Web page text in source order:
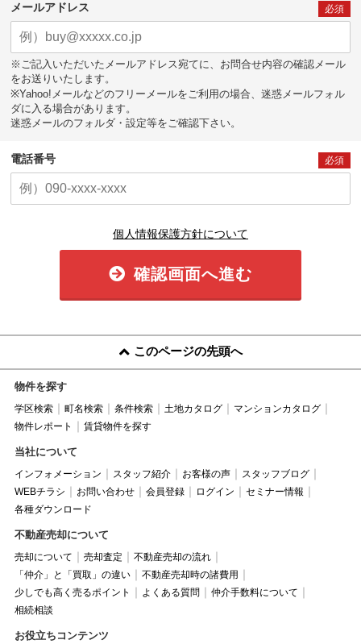
メールアドレス 必須
※ご記入いただいたメールアドレス宛てに、お問合せ内容の確認メール
をお送りいたします。
※Yahoo!メールなどのフリーメールをご利用の場合、迷惑メールフォル
ダに入る場合があります。
迷惑メールのフォルダ・設定等をご確認下さい。
電話番号 必須
個人情報保護方針について
確認画面へ進む
このページの先頭へ
物件を探す
学区検索 町名検索 条件検索 土地カタログ
マンションカタログ
物件レポート
賃貸物件を探す
当社について
インフォメーション スタッフ紹介 お客様の声
スタッフブログ
WEBチラシ
お問い合わせ 会員登録 ログイン
セミナー情報
各種ダウンロード
不動産売却について
売却について 売却査定
不動産売却の流れ
「仲介」と「買取」の違い
不動産売却時の諸費用
少しでも高く売るポイント
よくある質問
仲介手数料について
相続相談
お役立ちコンテンツ